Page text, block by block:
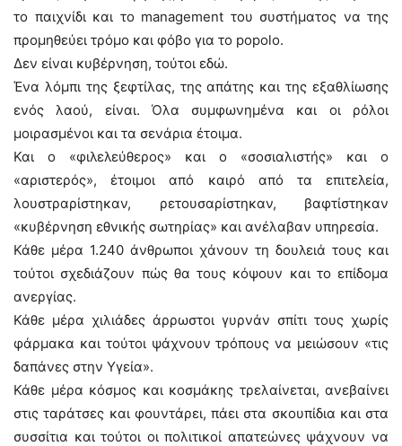
το παιχνίδι και το management του συστήματος να της
προμηθεύει τρόμο και φόβο για το popolo.
Δεν είναι κυβέρνηση, τούτοι εδώ.
Ένα λόμπι της ξεφτίλας, της απάτης και της εξαθλίωσης
ενός λαού, είναι. Όλα συμφωνημένα και οι ρόλοι
μοιρασμένοι και τα σενάρια έτοιμα.
Και ο «φιλελεύθερος» και ο «σοσιαλιστής» και ο
«αριστερός», έτοιμοι από καιρό από τα επιτελεία,
λουστραρίστηκαν, ρετουσαρίστηκαν, βαφτίστηκαν
«κυβέρνηση εθνικής σωτηρίας» και ανέλαβαν υπηρεσία.
Κάθε μέρα 1.240 άνθρωποι χάνουν τη δουλειά τους και
τούτοι σχεδιάζουν πώς θα τους κόψουν και το επίδομα
ανεργίας.
Κάθε μέρα χιλιάδες άρρωστοι γυρνάν σπίτι τους χωρίς
φάρμακα και τούτοι ψάχνουν τρόπους να μειώσουν «τις
δαπάνες στην Υγεία».
Κάθε μέρα κόσμος και κοσμάκης τρελαίνεται, ανεβαίνει
στις ταράτσες και φουντάρει, πάει στα σκουπίδια και στα
συσσίτια και τούτοι οι πολιτικοί απατεώνες ψάχνουν να